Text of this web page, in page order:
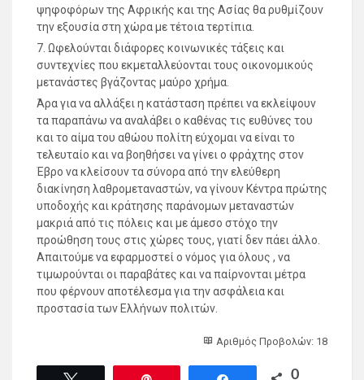
ψηφοφόρων της Αφρικής και της Ασίας θα ρυθμίζουν
την εξουσία στη χώρα με τέτοια τερτίπια.
7. Ωφελούνται διάφορες κοινωνικές τάξεις και
συντεχνίες που εκμεταλλεύονται τους οικονομικούς
μετανάστες βγάζοντας μαύρο χρήμα.
Άρα για να αλλάξει η κατάσταση πρέπει να εκλείψουν
τα παραπάνω να αναλάβει ο καθένας τις ευθύνες του
και το αίμα του αθώου πολίτη εύχομαι να είναι το
τελευταίο και να βοηθήσει να γίνει ο φράχτης στον
Έβρο να κλείσουν τα σύνορα από την ελεύθερη
διακίνηση λαθρομεταναστών, να γίνουν Κέντρα πρώτης
υποδοχής και κράτησης παράνομων μεταναστών
μακριά από τις πόλεις και με άμεσο στόχο την
προώθηση τους στις χώρες τους, γιατί δεν πάει άλλο.
Απαιτούμε να εφαρμοστεί ο νόμος για όλους , να
τιμωρούνται οι παραβάτες και να παίρνονται μέτρα
που φέρνουν αποτέλεσμα για την ασφάλεια και
προστασία των Ελλήνων πολιτών.
Αριθμός Προβολών: 18
0